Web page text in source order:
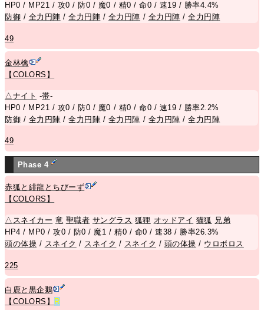
HP0 / MP21 / 攻0 / 防0 / 魔0 / 精0 / 命0 / 速19 / 勝率4.4%
防御 / 全力円陣 /全力円陣 / 全力円陣 / 全力円陣 /全力円陣
49
金林檎
【COLORS】
△ナイト -帯-
HP0 / MP21 / 攻0 / 防0 / 魔0 / 精0 / 命0 / 速19 / 勝率2.2%
防御 / 全力円陣 /全力円陣 / 全力円陣 / 全力円陣 /全力円陣
49
Phase 4
赤狐と緋龍とちびーず
【COLORS】
△ スネイカー 竜 聖職者 サングラス 狐狸 オッドアイ 猫狐 兄弟
HP4 / MP0 / 攻0 / 防0 / 魔1 / 精0 / 命0 / 速38 / 勝率26.3%
頭の体操 / スネイク / スネイク / スネイク / 頭の体操 / ウロボロス
225
白鹿と黒企鵝
【COLORS】
R